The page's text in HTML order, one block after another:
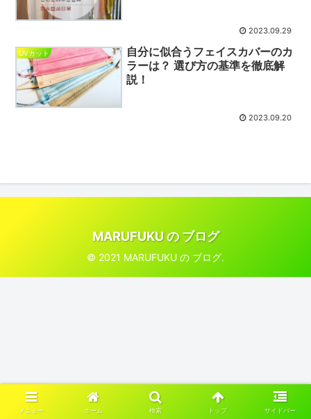
2023.09.29
UVカット
自分に似合うフェイスカバーのカ
ラーは？ 選び方の基準を徹底解
説！
2023.09.20
MARUFUKU の ブログ
© 2021 MARUFUKU の ブログ.
メニュー ホーム 検索 トップ サイドバー